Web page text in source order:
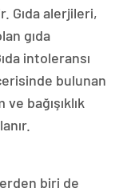
Gıda alerjileri,
gıda
intoleransı
bulunan
bağışıklık
biri de